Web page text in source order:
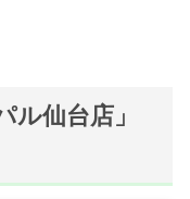
ル仙台店」